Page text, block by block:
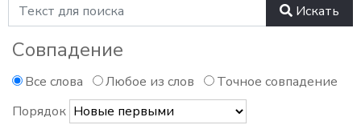
Искать
Совпадение
Все слова Любое из слов
Точное совпадение
Порядок